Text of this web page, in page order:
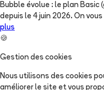
Bubble évolue : le plan
depuis le 4 juin 2026. On
plus
🍪
Gestion des cookies
Nous utilisons des cookies
améliorer le site et vous